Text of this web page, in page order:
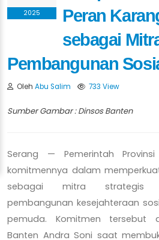
2025
Peran
sebagai
Pembangunan
Oleh Abu Salim 733 View
Sumber Gambar : Dinsos Banten
Serang — Pemerintah
komitmennya dalam
sebagai mitra strategis
pembangunan kesejahteraan
pemuda. Komitmen tersebut
Banten Andra Soni saat